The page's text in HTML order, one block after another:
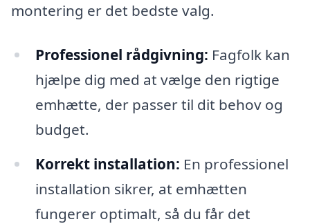
montering er det bedste valg.
Professionel rådgivning: Fagfolk kan
hjælpe dig med at vælge den rigtige
emhætte, der passer til dit behov og
budget.
Korrekt installation: En professionel
installation sikrer, at emhætten
fungerer optimalt, så du får det